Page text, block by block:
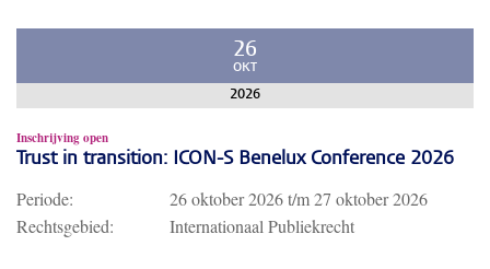
26
OKT
2026
Inschrijving open
Trust in transition: ICON-S Benelux Conference 2026
Periode: 26 oktober 2026t/m27 oktober 2026
Rechtsgebied:
Internationaal Publiekrecht